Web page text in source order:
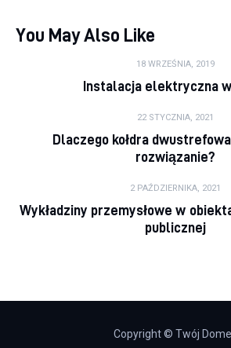
You May Also Like
18 WRZEŚNIA, 2019
Instalacja elektryczna
22 STYCZNIA, 2021
Dlaczego kołdra
rozwiązanie?
2 PAŹDZIERNIKA, 2021
Wykładziny przemysłowe w
publicznej
Copyright © Twój